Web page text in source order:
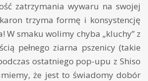
zatrzymania wywaru na swojej
trzyma formę i konsystencję
W smaku wolimy chyba „kluchy” z
pełnego ziarna pszenicy (takie
ostatniego pop-upu z Shiso
że jest to świadomy dobór